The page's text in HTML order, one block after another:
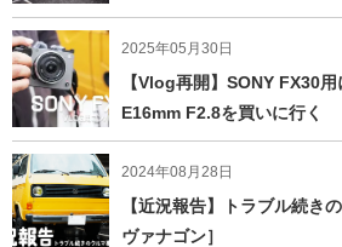
2025年05月30日
【Vlog再開】SONY FX30
E16mm F2.8を買いに行く
2024年08月28日
【近況報告】トラブル続き
ヴァナゴン］